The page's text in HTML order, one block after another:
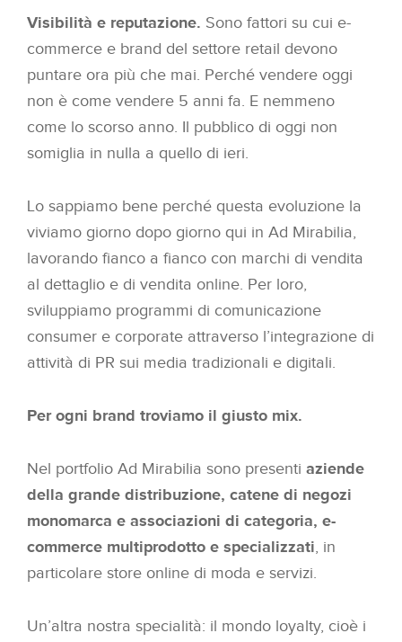
Visibilità e reputazione. Sono fattori su cui e-
commerce e brand del settore retail devono
puntare ora più che mai. Perché vendere oggi
non è come vendere 5 anni fa. E nemmeno
come lo scorso anno. Il pubblico di oggi non
somiglia in nulla a quello di ieri.
Lo sappiamo bene perché questa evoluzione la
viviamo giorno dopo giorno qui in Ad Mirabilia,
lavorando fianco a fianco con marchi di vendita
al dettaglio e di vendita online. Per loro,
sviluppiamo programmi di comunicazione
consumer e corporate attraverso l’integrazione di
attività di PR sui media tradizionali e digitali.
Per ogni brand troviamo il giusto mix.
Nel portfolio Ad Mirabilia sono presenti aziende
della grande distribuzione, catene di negozi
monomarca e associazioni di categoria, e-
commerce multiprodotto e specializzati, in
particolare store online di moda e servizi.
Un’altra nostra specialità: il mondo loyalty, cioè i